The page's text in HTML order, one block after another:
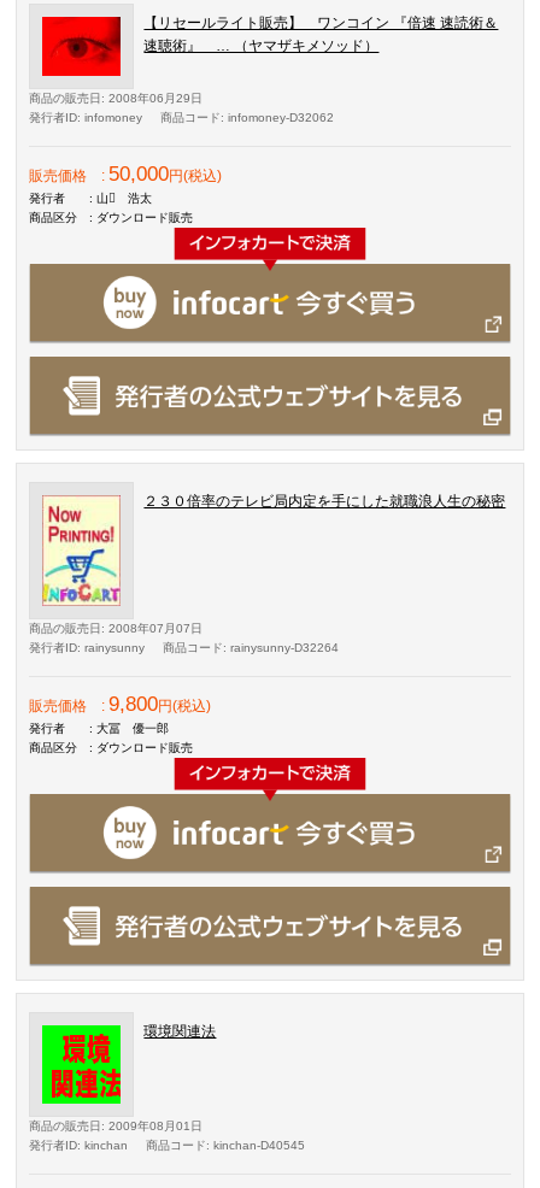
【リセールライト販売】 ワンコイン 『倍速 速読術＆
速聴術』 … （ヤマザキメソッド）
商品の販売日 : 2008年06月29日
発行者ID: infomoney 商品コード: infomoney-D32062
販売価格 : 50,000円(税込)
発行者
: 山 浩太
商品区分
: ダウンロード販売
２３０倍率のテレビ局内定を手にした就職浪人生の秘密
商品の販売日 : 2008年07月07日
発行者ID: rainysunny 商品コード: rainysunny-D32264
販売価格 :9,800円(税込)
発行者
: 大冨 優一郎
商品区分
: ダウンロード販売
環境関連法
商品の販売日 : 2009年08月01日
発行者ID: kinchan 商品コード: kinchan-D40545